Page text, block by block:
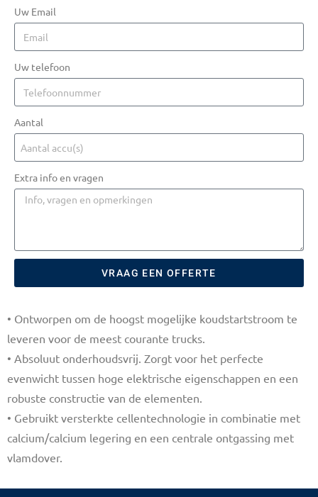
Uw Email
Uw telefoon
Aantal
Extra info en vragen
VRAAG EEN OFFERTE
• Ontworpen om de hoogst mogelijke koudstartstroom te
leveren voor de meest courante trucks.
• Absoluut onderhoudsvrij. Zorgt voor het perfecte
evenwicht tussen hoge elektrische eigenschappen en een
robuste constructie van de elementen.
• Gebruikt versterkte cellentechnologie in combinatie met
calcium/calcium legering en een centrale ontgassing met
vlamdover.